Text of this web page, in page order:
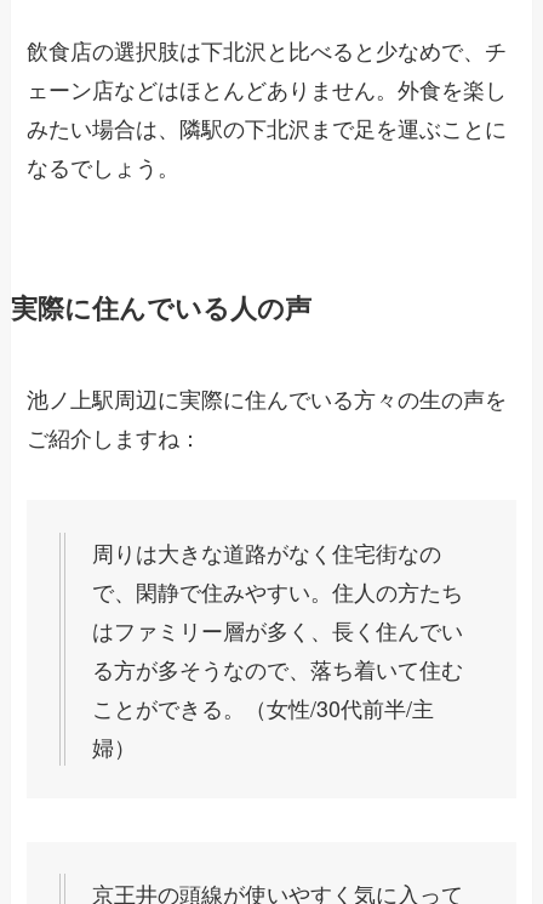
飲食店の選択肢は下北沢と比べると少なめで、チ
ェーン店などはほとんどありません。外食を楽し
みたい場合は、隣駅の下北沢まで足を運ぶことに
なるでしょう。
実際に住んでいる人の声
池ノ上駅周辺に実際に住んでいる方々の生の声を
ご紹介しますね：
周りは大きな道路がなく住宅街なの
で、閑静で住みやすい。住人の方たち
はファミリー層が多く、長く住んでい
る方が多そうなので、落ち着いて住む
ことができる。（女性/30代前半/主
婦）
京王井の頭線が使いやすく気に入って